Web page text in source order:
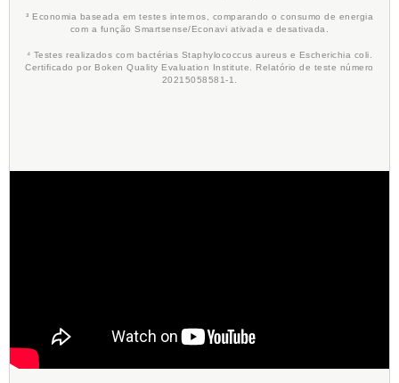
³ Economia baseada em testes internos, comparando o consumo de energia
com a função Smartsense/Econavi ativada e desativada.
⁴ Testes realizados com bactérias Staphylococcus aureus e Escherichia coli.
Certificado por Boken Quality Evaluation Institute. Relatório de teste número
20215058581-1.